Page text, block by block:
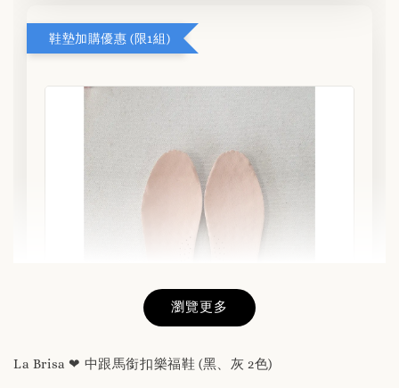
鞋墊加購優惠 (限1組)
瀏覽更多
La Brisa ❤ 中跟馬銜扣樂福鞋 (黑、灰 2色)